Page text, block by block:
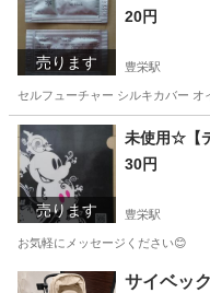
売ります
20円
豊栄駅
セルフューチャー シルキカバー
新潟 新潟市 豊栄駅
売ります
未使用☆【
30円
豊栄駅
お気軽にメッセージください😊
新潟 新潟市 豊栄駅
サイベッ